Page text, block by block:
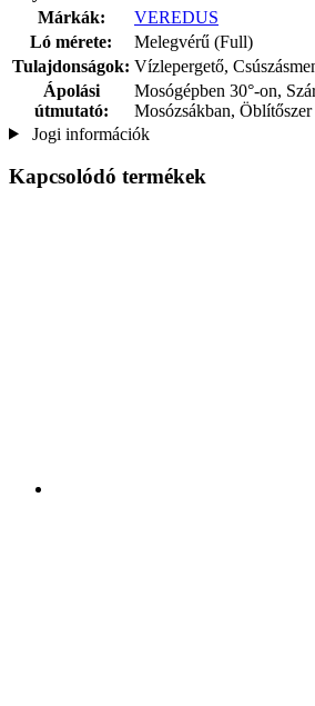
Márkák:
VEREDUS
Ló mérete:
Melegvérű (Full)
Tulajdonságok: Vízlepergető,
Ápolási
útmutató:
Mosógépben 30°-on,
Mosózsákban,
Jogi információk
Kapcsolódó termékek